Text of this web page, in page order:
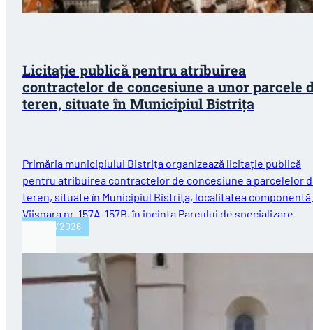
Licitație publică pentru atribuirea
contractelor de concesiune a unor parcele
teren, situate în Municipiul Bistriţa
Primăria municipiului Bistrița organizează licitație publică
pentru atribuirea contractelor de concesiune a parcelelor
teren, situate în Municipiul Bistriţa, localitatea componentă
Viişoara nr. 157A-157B, în incinta Parcului de specializare
inteligentă…
29/07/2026